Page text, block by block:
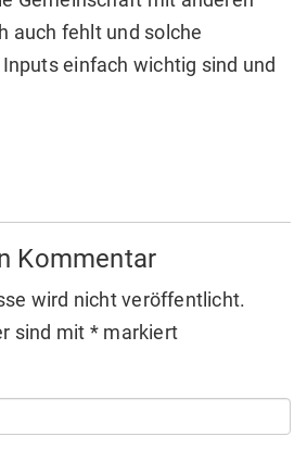
auch fehlt und solche
einfach wichtig sind und
Kommentar
wird nicht veröffentlicht.
sind mit * markiert